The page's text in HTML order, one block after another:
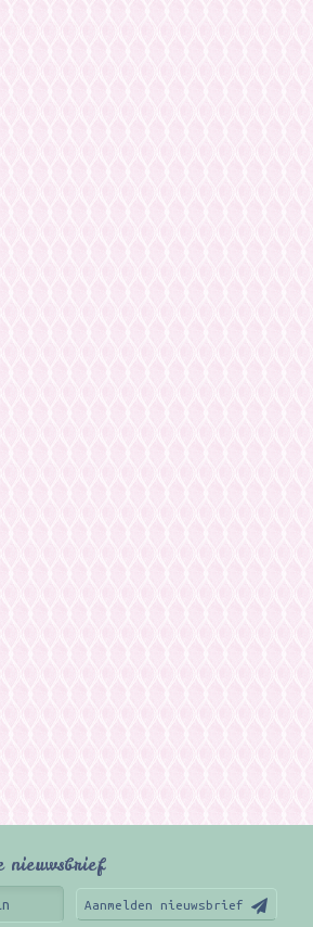
nieuwsbrief
Aanmelden nieuwsbrief